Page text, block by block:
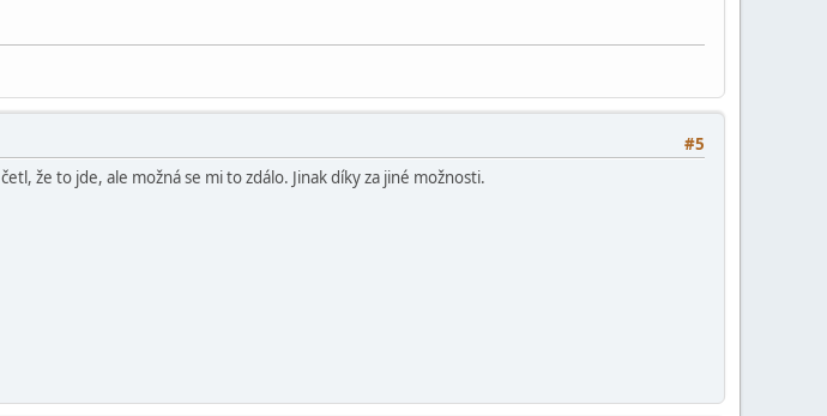
#5
že to jde, ale možná se mi to zdálo. Jinak díky za jiné možnosti.